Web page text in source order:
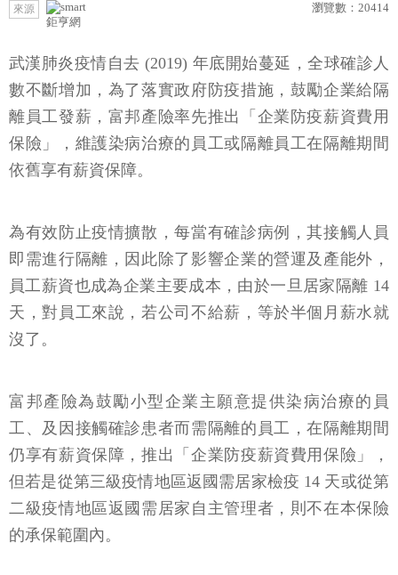
來源
鉅亨網
瀏覽數： 20414
武漢肺炎疫情自去 (2019) 年底開始蔓延，全球確診人
數不斷增加，為了落實政府防疫措施，鼓勵企業給隔
離員工發薪，富邦產險率先推出「企業防疫薪資費用
保險」，維護染病治療的員工或隔離員工在隔離期間
依舊享有薪資保障。
為有效防止疫情擴散，每當有確診病例，其接觸人員
即需進行隔離，因此除了影響企業的營運及產能外，
員工薪資也成為企業主要成本，由於一旦居家隔離 14
天，對員工來說，若公司不給薪，等於半個月薪水就
沒了。
富邦產險為鼓勵小型企業主願意提供染病治療的員
工、及因接觸確診患者而需隔離的員工，在隔離期間
仍享有薪資保障，推出「企業防疫薪資費用保險」，
但若是從第三級疫情地區返國需居家檢疫 14 天或從第
二級疫情地區返國需居家自主管理者，則不在本保險
的承保範圍內。